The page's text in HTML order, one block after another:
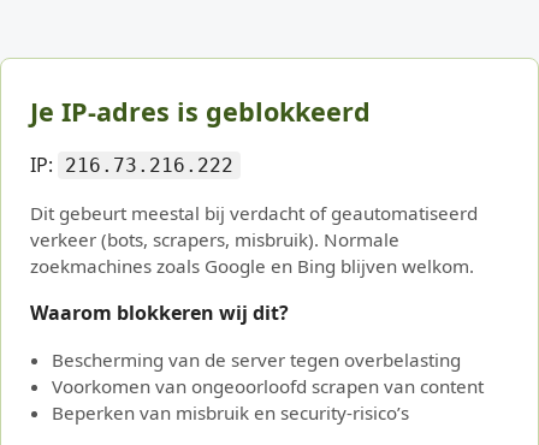
Je IP-adres is geblokkeerd
IP: 216.73.216.222
Dit gebeurt meestal bij verdacht of geautomatiseerd
verkeer (bots, scrapers, misbruik). Normale
zoekmachines zoals Google en Bing blijven welkom.
Waarom blokkeren wij dit?
Bescherming van de server tegen overbelasting
Voorkomen van ongeoorloofd scrapen van content
Beperken van misbruik en security-risico’s